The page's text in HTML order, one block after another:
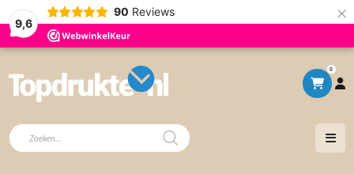
9,6
90 Reviews ×
0
Producten
zoeken